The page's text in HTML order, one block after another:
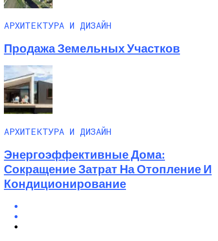
АРХИТЕКТУРА И ДИЗАЙН
Продажа Земельных Участков
АРХИТЕКТУРА И ДИЗАЙН
Энергоэффективные Дома:
Сокращение Затрат На Отопление И
Кондиционирование